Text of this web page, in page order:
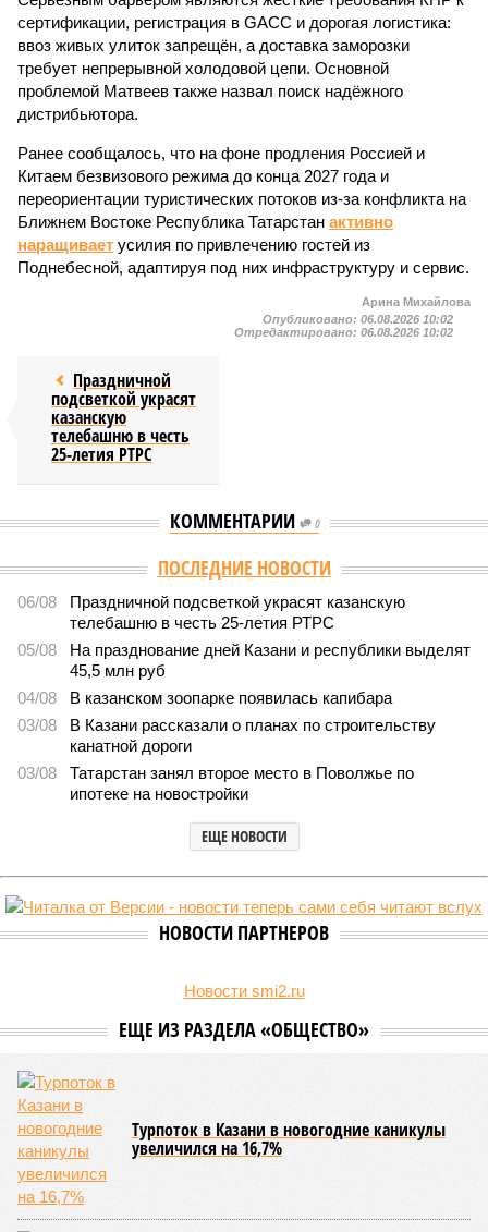
сертификации, регистрация в GACC и дорогая логистика:
ввоз живых улиток запрещён, а доставка заморозки
требует непрерывной холодовой цепи. Основной
проблемой Матвеев также назвал поиск надёжного
дистрибьютора.
Ранее сообщалось, что на фоне продления Россией и
Китаем безвизового режима до конца 2027 года и
переориентации туристических потоков из-за конфликта на
Ближнем Востоке Республика Татарстан активно
наращивает усилия по привлечению гостей из
Поднебесной, адаптируя под них инфраструктуру и сервис.
Арина Михайлова
Опубликовано: 06.08.2026 10:02
Отредактировано: 06.08.2026 10:02
Праздничной
подсветкой украсят
казанскую
телебашню в честь
25-летия РТРС
КОММЕНТАРИИ 0
ПОСЛЕДНИЕ НОВОСТИ
06/08
Праздничной подсветкой украсят казанскую
телебашню в честь 25-летия РТРС
05/08
На празднование дней Казани и республики выделят
45,5 млн руб
04/08
В казанском зоопарке появилась капибара
03/08
В Казани рассказали о планах по строительству
канатной дороги
03/08
Татарстан занял второе место в Поволжье по
ипотеке на новостройки
ЕЩЕ НОВОСТИ
НОВОСТИ ПАРТНЕРОВ
Новости smi2.ru
Что скрыли Зеленский и Нетаньяху на
похоронах Грэма*
превысила 200 тысяч
ЕЩЕ ИЗ РАЗДЕЛА «ОБЩЕСТВО»